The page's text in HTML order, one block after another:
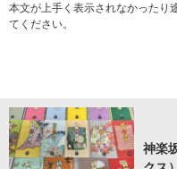
本文が上手く表示されなかったり
てください。
神楽